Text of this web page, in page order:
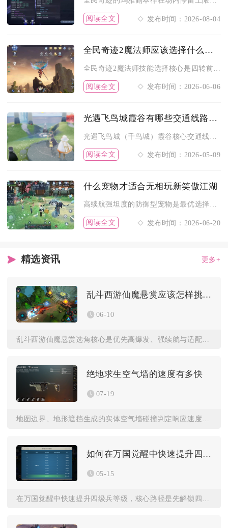
阅读全文 发布时间：2026-08-04
全民奇迹2魔法师应该选择什么职业技能
阅读全文 发布时间：2026-06-06
光遇飞鸟城霞谷有哪些交通线路选择
阅读全文 发布时间：2026-05-09
什么宠物才适合无相玩新笑傲江湖
高续航强坦度的防御型宠物是最优选择，兼顾生存能力与门派技能联...
阅读全文 发布时间：2026-06-20
精选资讯 更多+
乱斗西游仙魔悬赏应该怎样挑选角色
06-10
绝地求生空气墙的速度有多快
07-19
地图边界、地形遮挡生成的实体空气墙碰撞判定响应速度无限趋近瞬...
如何在万国觉醒中快速提升四级兵等级
05-15